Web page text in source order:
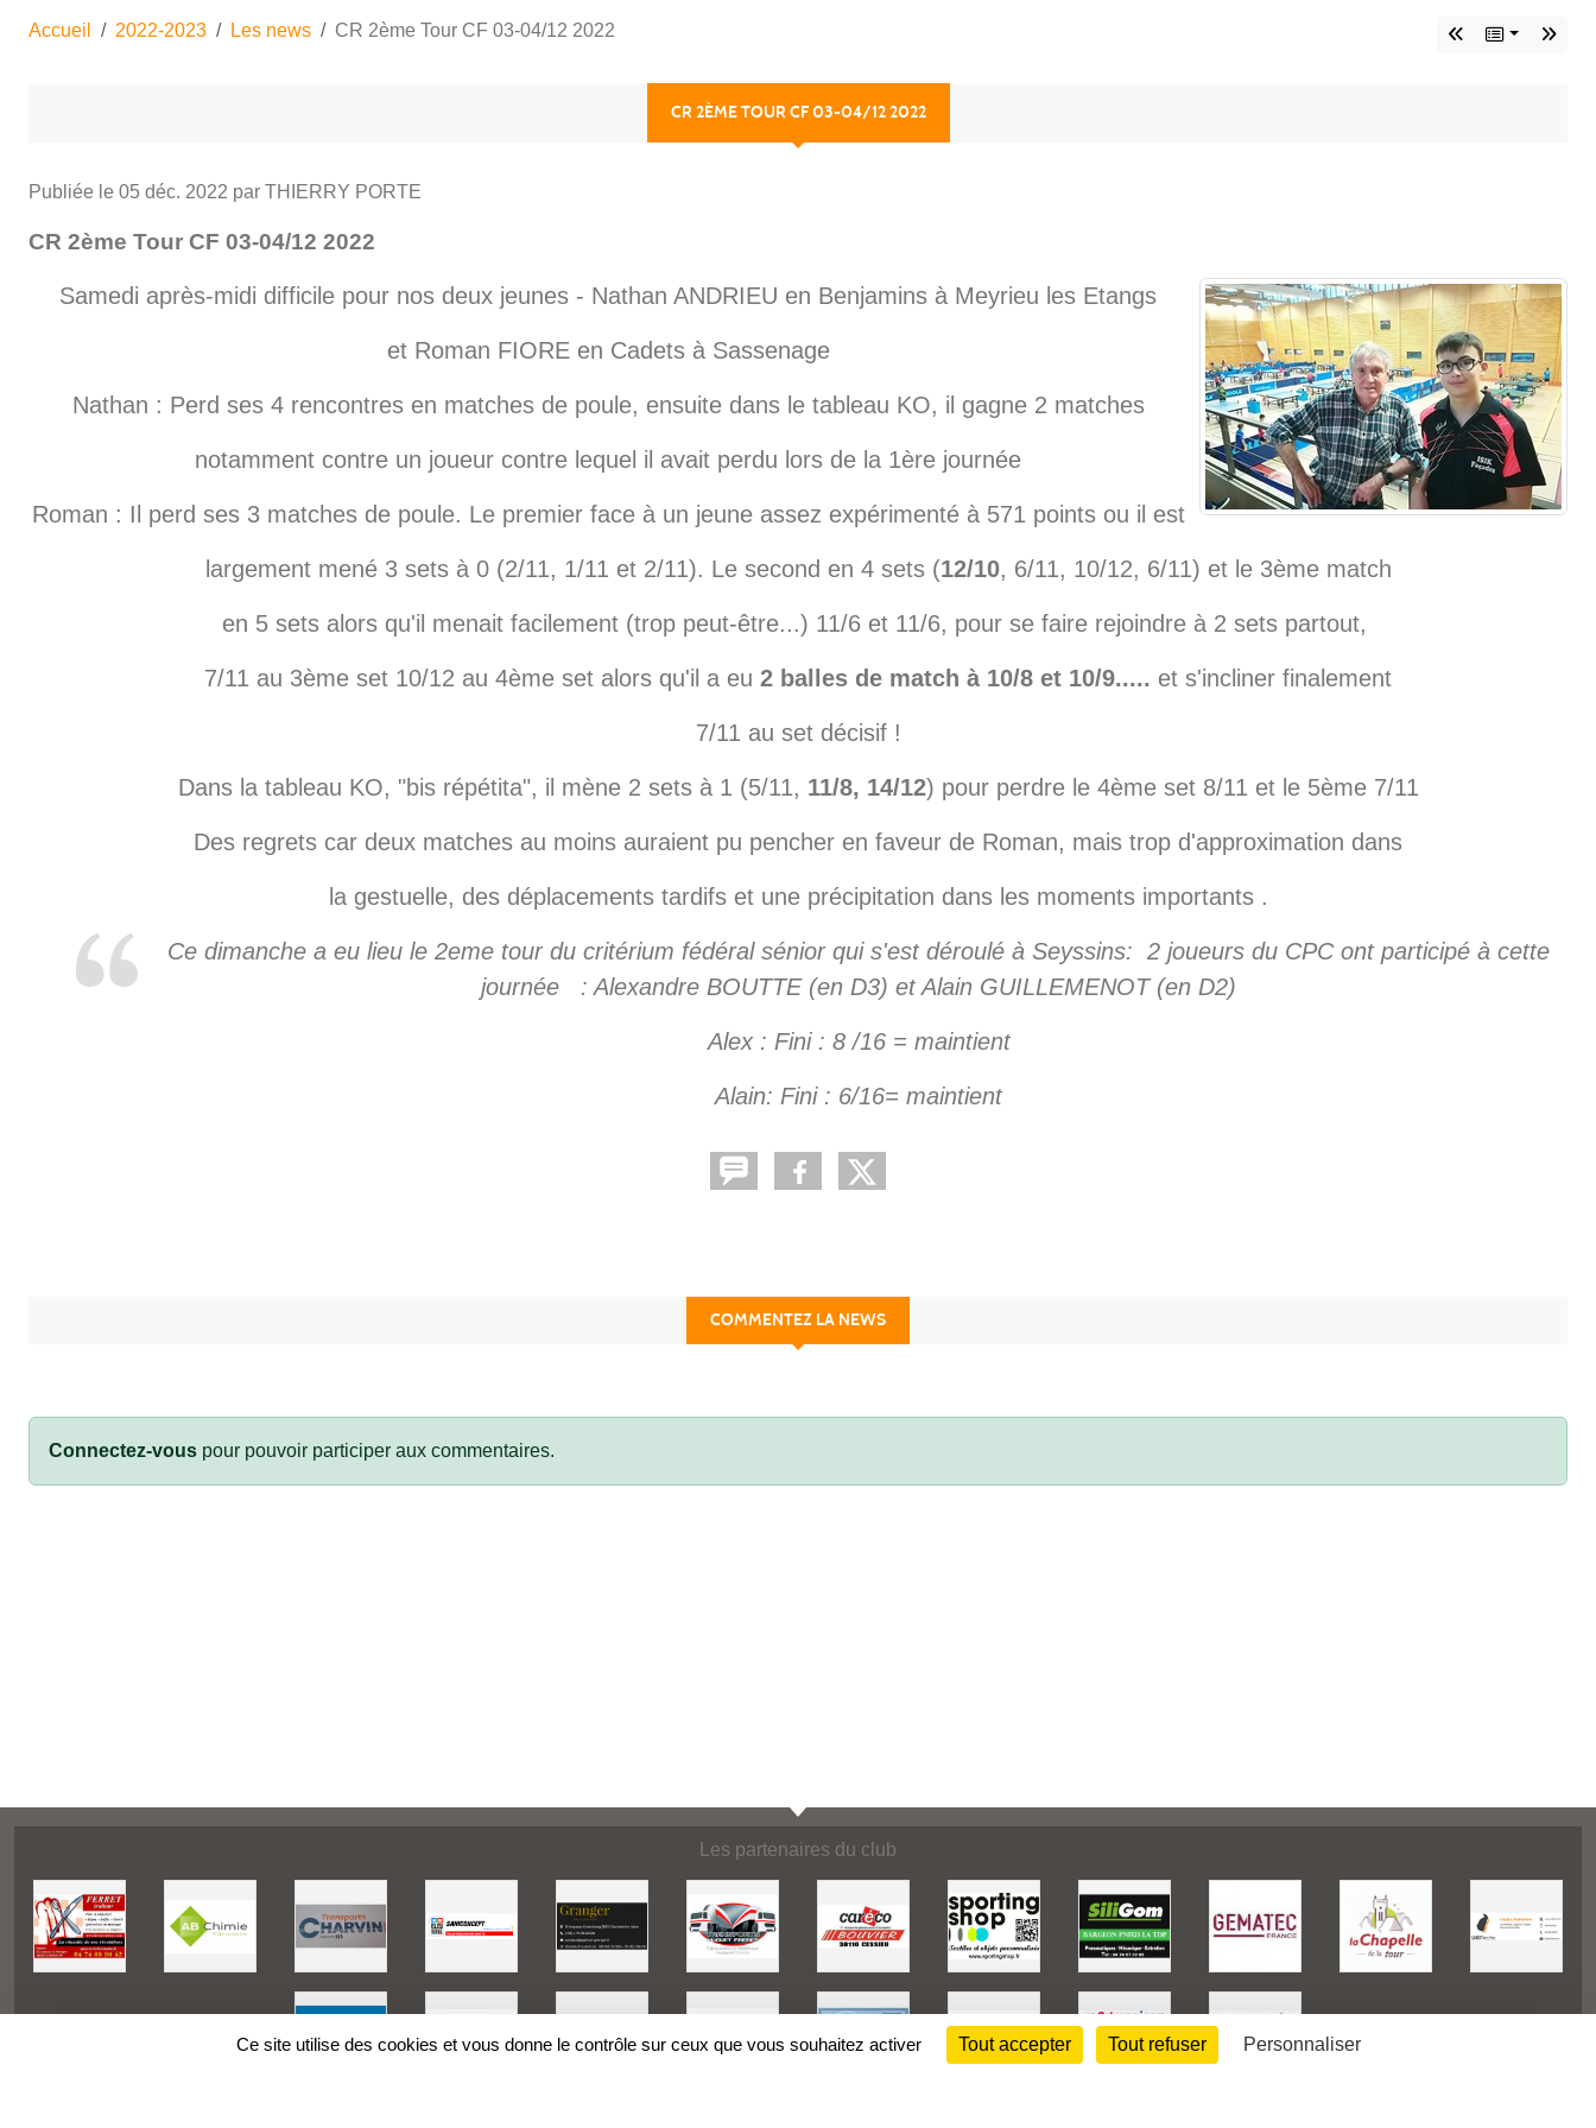
Accueil 2022-2023 Les news CR 2ème Tour CF 03-04/12 2022
CR 2ÈME TOUR CF 03-04/12 2022
Publiée le 05 déc. 2022 par THIERRY PORTE
CR 2ème Tour CF 03-04/12 2022
Samedi après-midi difficile pour nos deux jeunes - Nathan ANDRIEU en Benjamins à Meyrieu les Etangs
et Roman FIORE en Cadets à Sassenage
Nathan : Perd ses 4 rencontres en matches de poule, ensuite dans le tableau KO, il gagne 2 matches
notamment contre un joueur contre lequel il avait perdu lors de la 1ère journée
Roman : Il perd ses 3 matches de poule. Le premier face à un jeune assez expérimenté à 571 points ou il est
largement mené 3 sets à 0 (2/11, 1/11 et 2/11). Le second en 4 sets (12/10, 6/11, 10/12, 6/11) et le 3ème match
en 5 sets alors qu'il menait facilement (trop peut-être...) 11/6 et 11/6, pour se faire rejoindre à 2 sets partout,
7/11 au 3ème set 10/12 au 4ème set alors qu'il a eu 2 balles de match à 10/8 et 10/9..... et s'incliner finalement
7/11 au set décisif !
Dans la tableau KO, "bis répétita", il mène 2 sets à 1 (5/11, 11/8, 14/12) pour perdre le 4ème set 8/11 et le 5ème 7/11
Des regrets car deux matches au moins auraient pu pencher en faveur de Roman, mais trop d'approximation dans
la gestuelle, des déplacements tardifs et une précipitation dans les moments importants .
Ce dimanche a eu lieu le 2eme tour du critérium fédéral sénior qui s'est déroulé à Seyssins: 2 joueurs du CPC ont participé à cette
journée : Alexandre BOUTTE (en D3) et Alain GUILLEMENOT (en D2)
Alex : Fini : 8 /16 = maintient
Alain: Fini : 6/16= maintient
COMMENTEZ LA NEWS
Connectez-vous pour pouvoir participer aux commentaires.
Les partenaires du club
Ce site utilise des cookies et vous donne le contrôle sur ceux que vous souhaitez activer Tout accepter Tout refuser Personnaliser